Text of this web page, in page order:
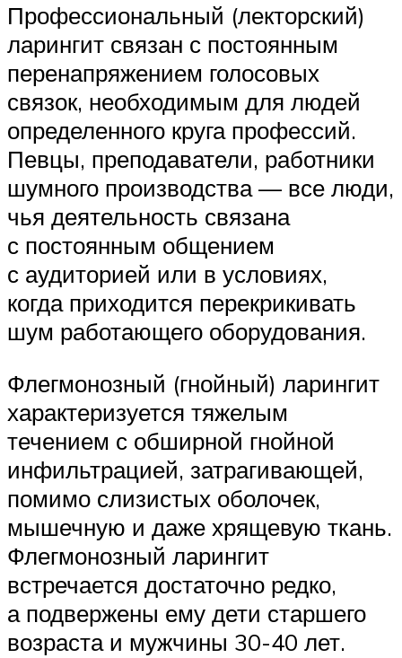
Профессиональный (лекторский)
ларингит связан с постоянным
перенапряжением голосовых
связок, необходимым для людей
определенного круга профессий.
Певцы, преподаватели, работники
шумного производства — все люди,
чья деятельность связана
с постоянным общением
с аудиторией или в условиях,
когда приходится перекрикивать
шум работающего оборудования.
Флегмонозный (гнойный) ларингит
характеризуется тяжелым
течением с обширной гнойной
инфильтрацией, затрагивающей,
помимо слизистых оболочек,
мышечную и даже хрящевую ткань.
Флегмонозный ларингит
встречается достаточно редко,
а подвержены ему дети старшего
возраста и мужчины 30-40 лет.